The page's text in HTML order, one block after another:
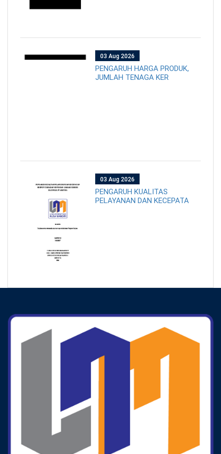
03 Aug 2026
PENGARUH HARGA PRODUK,
JUMLAH TENAGA KER
03 Aug 2026
PENGARUH KUALITAS
PELAYANAN DAN KECEPATA